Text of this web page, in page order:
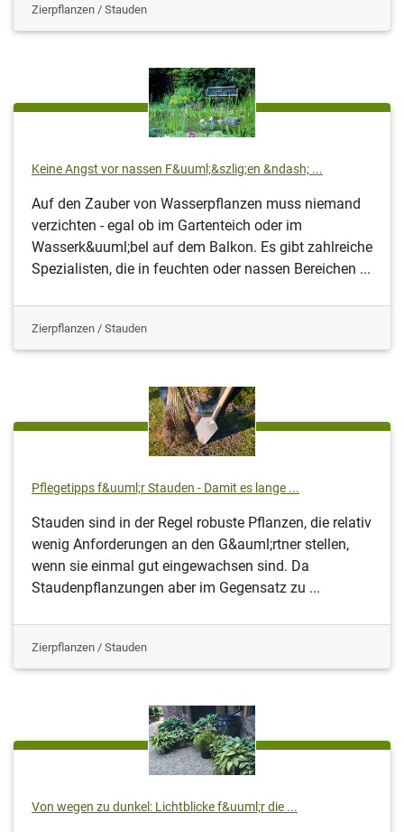
Zierpflanzen / Stauden
Keine Angst vor nassen F&uuml;&szlig;en &ndash; ...
Auf den Zauber von Wasserpflanzen muss niemand
verzichten - egal ob im Gartenteich oder im
Wasserk&uuml;bel auf dem Balkon. Es gibt zahlreiche
Spezialisten, die in feuchten oder nassen Bereichen ...
Zierpflanzen / Stauden
Pflegetipps f&uuml;r Stauden - Damit es lange ...
Stauden sind in der Regel robuste Pflanzen, die relativ
wenig Anforderungen an den G&auml;rtner stellen,
wenn sie einmal gut eingewachsen sind. Da
Staudenpflanzungen aber im Gegensatz zu ...
Zierpflanzen / Stauden
Von wegen zu dunkel: Lichtblicke f&uuml;r die ...